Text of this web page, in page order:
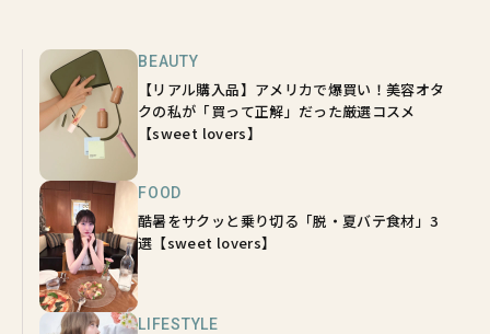
BEAUTY
【リアル購入品】アメリカで爆買い！美容オタ
クの私が「買って正解」だった厳選コスメ
【sweet lovers】
FOOD
酷暑をサクッと乗り切る「脱・夏バテ食材」3
選【sweet lovers】
LIFESTYLE